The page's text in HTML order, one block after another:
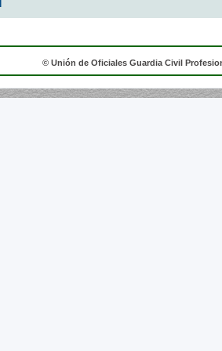
© Unión de Oficiales Guardia Civil